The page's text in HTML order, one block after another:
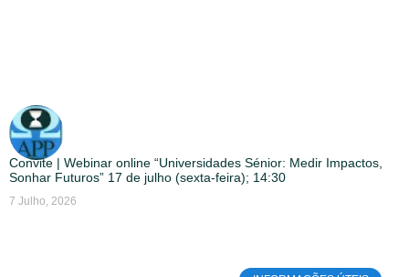
Convite | Webinar online “Universidades Sénior: Medir Impactos,
Sonhar Futuros” 17 de julho (sexta-feira); 14:30
7 Julho, 2026